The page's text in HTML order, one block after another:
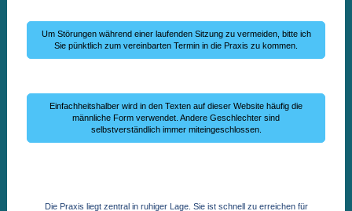
Um Störungen während einer laufenden Sitzung zu vermeiden, bitte ich
Sie pünktlich zum vereinbarten Termin in die Praxis zu kommen.
Einfachheitshalber wird in den Texten auf dieser Website häufig die
männliche Form verwendet. Andere Geschlechter sind
selbstverständlich immer miteingeschlossen.
Die Praxis liegt zentral in ruhiger Lage. Sie ist schnell zu erreichen für